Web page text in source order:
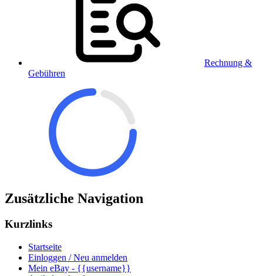
Rechnung &
Gebühren
Zusätzliche Navigation
Kurzlinks
Startseite
Einloggen / Neu anmelden
Mein eBay - {{username}}